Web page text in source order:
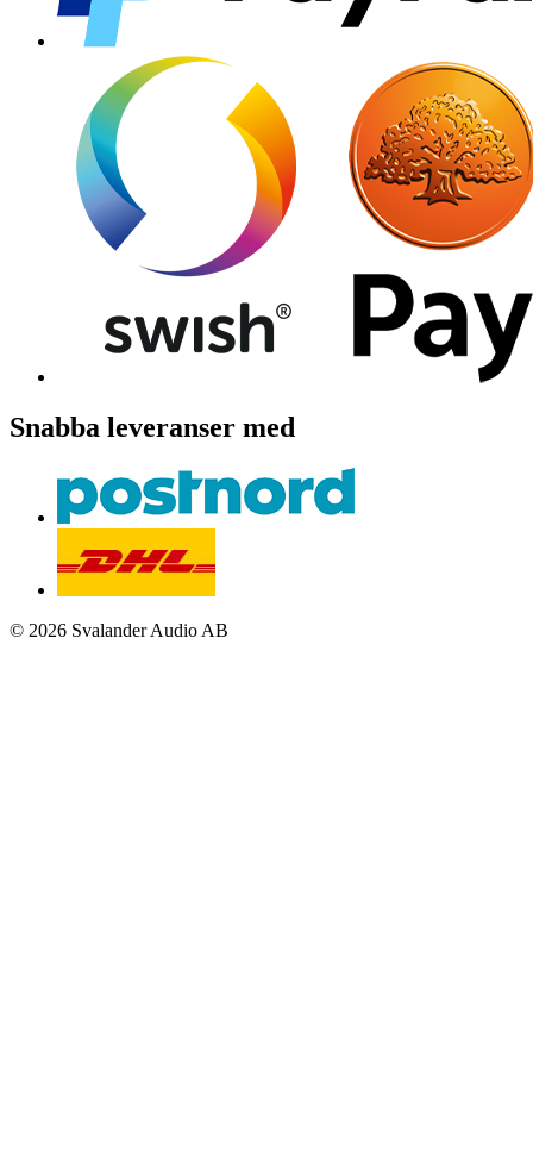
Snabba leveranser med
© 2026 Svalander Audio AB